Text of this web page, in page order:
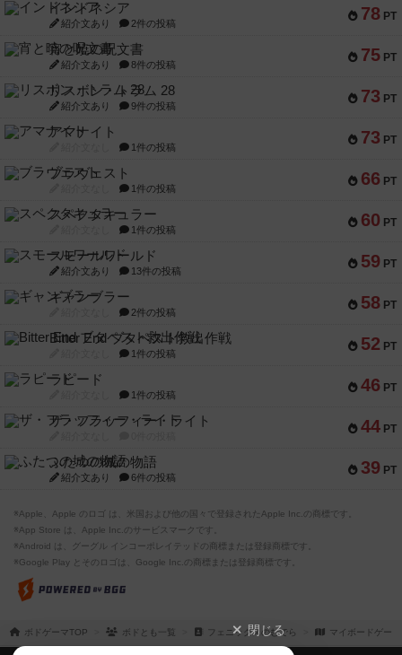
78 PT
インドネシア
紹介文あり 2件の投稿
75 PT
宵と暁の呪文書
紹介文あり 8件の投稿
73 PT
リスボン・トラム 28
紹介文あり 9件の投稿
73 PT
アマナイト
1件の投稿
66 PT
ブラヴェスト
1件の投稿
60 PT
スペクタキュラー
1件の投稿
59 PT
スモールワールド
紹介文あり 13件の投稿
58 PT
ギャンブラー
2件の投稿
52 PT
Bitter End ブタペスト救出作戦
1件の投稿
46 PT
ラピード
1件の投稿
44 PT
ザ・フラッフィー・ライト
39 PT
ふたつの城の物語
紹介文あり 6件の投稿
※Apple、Apple のロゴ は、米国および他の国々で登録されたApple Inc.の商標です。
※App Store は、Apple Inc.のサービスマークです。
※Android は、グーグル インコーポレイテッドの商標または登録商標です。
※Google Play とそのロゴは、Google Inc.の商標または登録商標です。
ボドゲーマTOP ボドとも一覧 フェニックスのむでら マイボードゲーム
閉じる